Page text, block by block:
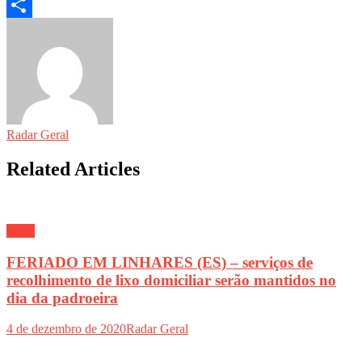
Twitter
Radar Geral
Related Articles
FERIADO EM LINHARES (ES) – serviços de
recolhimento de lixo domiciliar serão mantidos no
dia da padroeira
4 de dezembro de 2020Radar Geral